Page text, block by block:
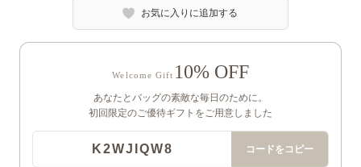
お気に入りに追加する
Welcome Gift 10% OFF
あなたとバッグの素敵な毎日のために。
初回限定のご優待ギフトをご用意しました
K2WJIQW8 コードをコピー